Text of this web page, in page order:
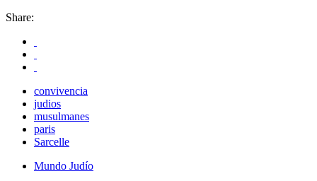
Share:
convivencia
judios
musulmanes
paris
Sarcelle
Mundo Judío